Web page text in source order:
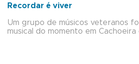
Recordar é viver
Um grupo de músicos veteranos
musical do momento em Cachoeira